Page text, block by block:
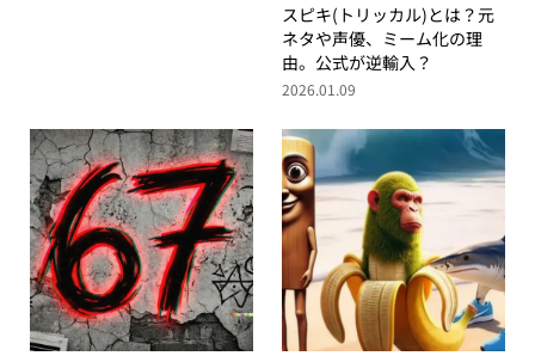
スピキ(トリッカル)とは？元
ネタや声優、ミーム化の理
由。公式が逆輸入？
2026.01.09